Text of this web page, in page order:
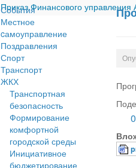
Приказ Финансового
События
Местное
cамоуправление
Поздравления
Спорт
Транспорт
ЖКХ
Транспортная
безопасность
Формирование
комфортной
городской среды
Инициативное
бюджетирование
0